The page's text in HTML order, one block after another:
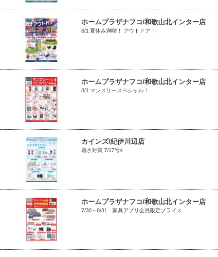
ホームプラザナフコ/和歌山北インター店
8/1 夏休み満喫！ アウトドア！
ホームプラザナフコ/和歌山北インター店
8/1 マンスリースペシャル！
カインズ/紀伊川辺店
暑さ対策 7/17号○
ホームプラザナフコ/和歌山北インター店
7/30～8/31 家具アプリ会員限定プライス